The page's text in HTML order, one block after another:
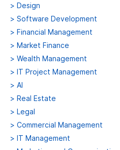
> Design
> Software Development
> Financial Management
> Market Finance
> Wealth Management
> IT Project Management
> AI
> Real Estate
> Legal
> Commercial Management
> IT Management